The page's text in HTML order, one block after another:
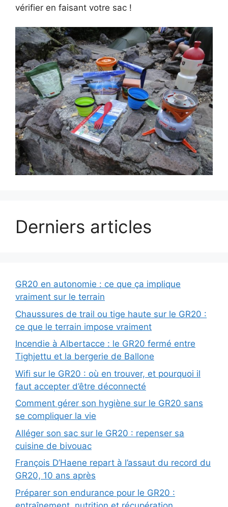
vérifier en faisant votre sac !
Derniers articles
GR20 en autonomie : ce que ça implique
vraiment sur le terrain
Chaussures de trail ou tige haute sur le GR20 :
ce que le terrain impose vraiment
Incendie à Albertacce : le GR20 fermé entre
Tighjettu et la bergerie de Ballone
Wifi sur le GR20 : où en trouver, et pourquoi il
faut accepter d’être déconnecté
Comment gérer son hygiène sur le GR20 sans
se compliquer la vie
Alléger son sac sur le GR20 : repenser sa
cuisine de bivouac
François D’Haene repart à l’assaut du record du
GR20, 10 ans après
Préparer son endurance pour le GR20 :